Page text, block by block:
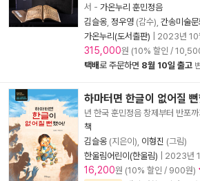
서 - 가온누리 훈민정음
김슬옹 정우영 (감수), 간송미술
가온누리(도서출판)
2023년 10
315,000원 (10% 할인 /
택배로 주문하면 8월 10일 출고
하마터면 한글이 없어질
년 한국 훈민정음 창제부터 반포까
책
김슬옹 (지은이), 이형진 (그림)
한울림어린이(한울림)
2023년
16,200원 (10% 할인 / 900원)